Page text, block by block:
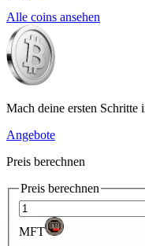
Alle coins ansehen
Mach deine ersten
Angebote
Preis berechnen
Preis berechnen
MFT